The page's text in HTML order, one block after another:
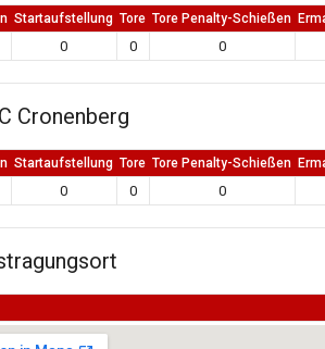
Startaufstellung Tore Tore Penalty-Schießen
0 0 0
Cronenberg
Startaufstellung Tore Tore Penalty-Schießen
0 0 0